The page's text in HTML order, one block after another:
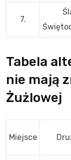
7.
Tabela
nie mają
Żużlowej
Miejsce